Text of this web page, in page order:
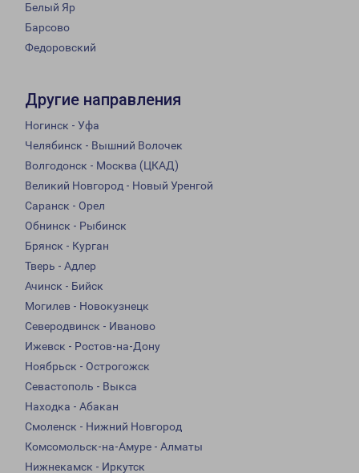
Белый Яр
Барсово
Федоровский
Другие направления
Ногинск - Уфа
Челябинск - Вышний Волочек
Волгодонск - Москва (ЦКАД)
Великий Новгород - Новый Уренгой
Саранск - Орел
Обнинск - Рыбинск
Брянск - Курган
Тверь - Адлер
Ачинск - Бийск
Могилев - Новокузнецк
Северодвинск - Иваново
Ижевск - Ростов-на-Дону
Ноябрьск - Острогожск
Севастополь - Выкса
Находка - Абакан
Смоленск - Нижний Новгород
Комсомольск-на-Амуре - Алматы
Нижнекамск - Иркутск